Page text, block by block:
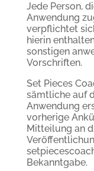
Jede Person,
Anwendung
verpflichtet
hierin
sonstigen
Vorschriften.
Set Pieces
sämtliche auf
Anwendung
vorherige
Mitteilung an
Bekanntgabe.